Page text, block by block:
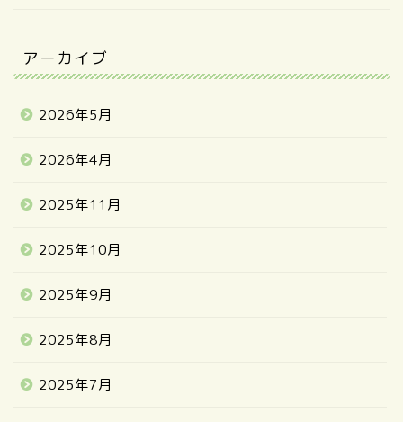
アーカイブ
2026年5月
2026年4月
2025年11月
2025年10月
2025年9月
2025年8月
2025年7月